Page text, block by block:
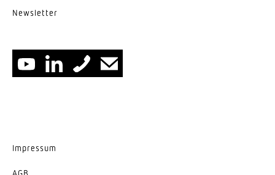
News­letter
Impressum
AGB